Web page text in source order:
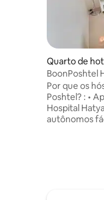
Quarto de
iBoonPoshtel
king com
Por que os
Poshtel? : •
Hospital
autônomos